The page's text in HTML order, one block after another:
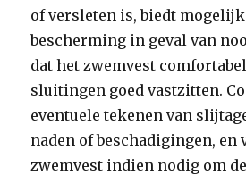
of versleten is, biedt
bescherming in geval van
dat het zwemvest
sluitingen goed vastzitten.
eventuele tekenen van
naden of beschadigingen, en
zwemvest indien nodig om